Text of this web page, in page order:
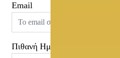
Email
Πιθανή Ημερομηνία